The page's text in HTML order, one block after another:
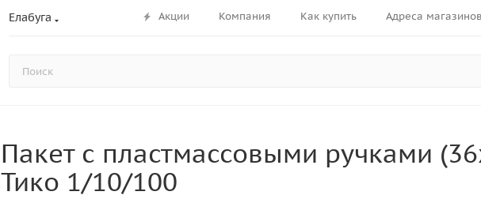
Елабуга Акции Компания Как купить Адреса магазинов
Пакет с пластмассовыми ручками
Тико 1/10/100